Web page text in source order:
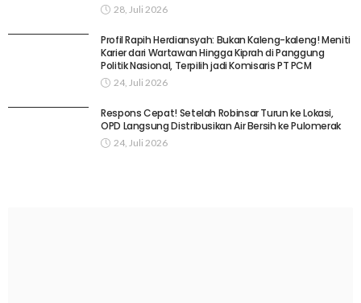
28, Juli 2026
Profil Rapih Herdiansyah: Bukan Kaleng-kaleng! Meniti
Karier dari Wartawan Hingga Kiprah di Panggung
Politik Nasional, Terpilih jadi Komisaris PT PCM
24, Juli 2026
Respons Cepat! Setelah Robinsar Turun ke Lokasi,
OPD Langsung Distribusikan Air Bersih ke Pulomerak
24, Juli 2026